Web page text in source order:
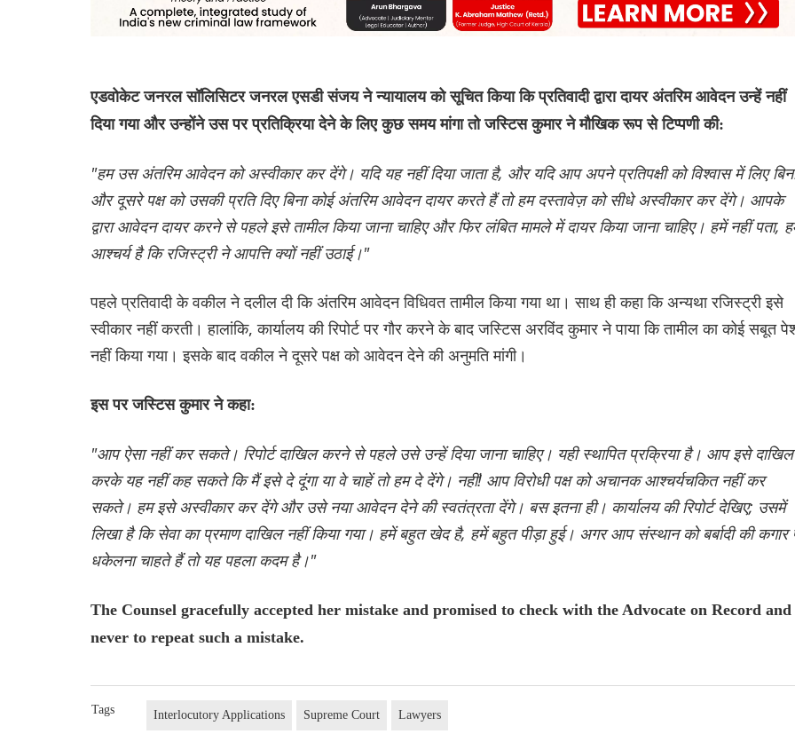
एडवोकेट जनरल सॉलिसिटर जनरल एसडी संजय ने न्यायालय को सूचित किया कि प्रतिवादी द्वारा दायर अंतरिम आवेदन उन्हें नहीं
दिया गया और उन्होंने उस पर प्रतिक्रिया देने के लिए कुछ समय मांगा तो जस्टिस कुमार ने मौखिक रूप से टिप्पणी की:
"हम उस अंतरिम आवेदन को अस्वीकार कर देंगे। यदि यह नहीं दिया जाता है, और यदि आप अपने प्रतिपक्षी को विश्वास में लिए
और दूसरे पक्ष को उसकी प्रति दिए बिना कोई अंतरिम आवेदन दायर करते हैं तो हम दस्तावेज़ को सीधे अस्वीकार कर देंगे। आपके
द्वारा आवेदन दायर करने से पहले इसे तामील किया जाना चाहिए और फिर लंबित मामले में दायर किया जाना चाहिए। हमें नहीं पता,
आश्चर्य है कि रजिस्ट्री ने आपत्ति क्यों नहीं उठाई।"
पहले प्रतिवादी के वकील ने दलील दी कि अंतरिम आवेदन विधिवत तामील किया गया था। साथ ही कहा कि अन्यथा रजिस्ट्री इसे
स्वीकार नहीं करती। हालांकि, कार्यालय की रिपोर्ट पर गौर करने के बाद जस्टिस अरविंद कुमार ने पाया कि तामील का कोई सबूत
नहीं किया गया। इसके बाद वकील ने दूसरे पक्ष को आवेदन देने की अनुमति मांगी।
इस पर जस्टिस कुमार ने कहा:
"आप ऐसा नहीं कर सकते। रिपोर्ट दाखिल करने से पहले उसे उन्हें दिया जाना चाहिए। यही स्थापित प्रक्रिया है। आप इसे दाखिल
करके यह नहीं कह सकते कि मैं इसे दे दूंगा या वे चाहें तो हम दे देंगे। नहीं! आप विरोधी पक्ष को अचानक आश्चर्यचकित नहीं कर
सकते। हम इसे अस्वीकार कर देंगे और उसे नया आवेदन देने की स्वतंत्रता देंगे। बस इतना ही। कार्यालय की रिपोर्ट देखिए; उसमें
लिखा है कि सेवा का प्रमाण दाखिल नहीं किया गया। हमें बहुत खेद है, हमें बहुत पीड़ा हुई। अगर आप संस्थान को बर्बादी की कगार
धकेलना चाहते हैं तो यह पहला कदम है।"
The Counsel gracefully accepted her mistake and promised to check with the Advocate on Record and
never to repeat such a mistake.
Tags Interlocutory Applications Supreme Court Lawyers